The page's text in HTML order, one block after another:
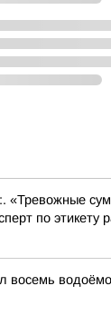
«Тревожные
по этикету
восемь